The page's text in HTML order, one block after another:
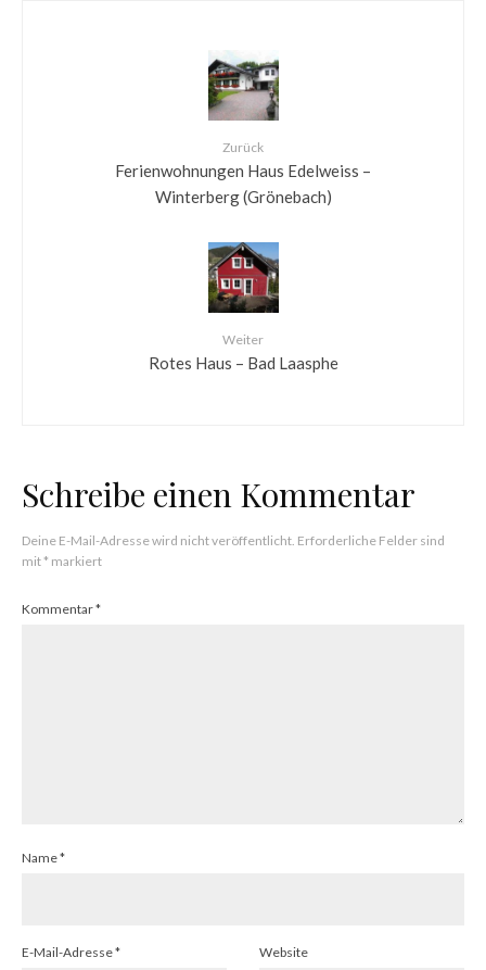
Zurück
Ferienwohnungen Haus Edelweiss –
Winterberg (Grönebach)
Weiter
Rotes Haus – Bad Laasphe
Schreibe einen Kommentar
Deine E-Mail-Adresse wird nicht veröffentlicht. Erforderliche Felder sind
mit* markiert
Kommentar*
Name*
E-Mail-Adresse* Website